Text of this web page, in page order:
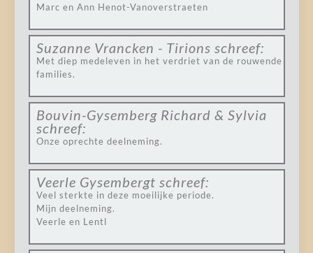
Marc en Ann Henot-Vanoverstraeten
Suzanne Vrancken - Tirions schreef:
Met diep medeleven in het verdriet van de rouwende
families.
Bouvin-Gysemberg Richard & Sylvia
schreef:
Onze oprechte deelneming.
Veerle Gysembergt schreef:
Veel sterkte in deze moeilijke periode.
Mijn deelneming.
Veerle en Lentl